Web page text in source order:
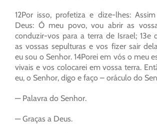
12Por isso, profetiza e dize-lhes:
Deus: Ó meu povo, vou abrir as
conduzir-vos para a terra de Israel; 13e
as vossas sepulturas e vos fizer sair
eu sou o Senhor. 14Porei em vós o meu
vivais e vos colocarei em vossa terra.
eu, o Senhor, digo e faço – oráculo do
— Palavra do Senhor.
— Graças a Deus.